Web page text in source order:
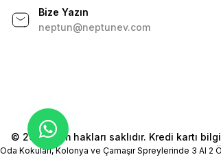
Bize Yazın
neptun@neptunev.com
© 2026 Tüm hakları saklıdır. Kredi kartı
Oda Kokuları, Kolonya ve Çamaşır Spreylerinde 3 Al